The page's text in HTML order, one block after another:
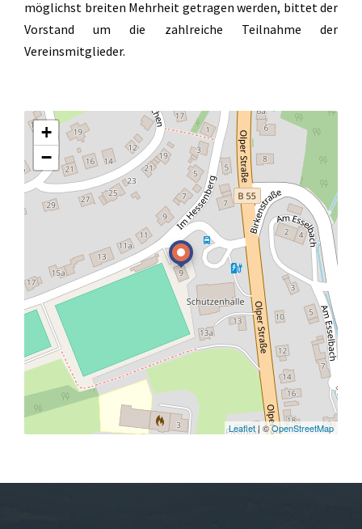
möglichst breiten Mehrheit getragen werden, bittet der
Vorstand um die zahlreiche Teilnahme der
Vereinsmitglieder.
+
−
Leaflet| ©OpenStreetMap